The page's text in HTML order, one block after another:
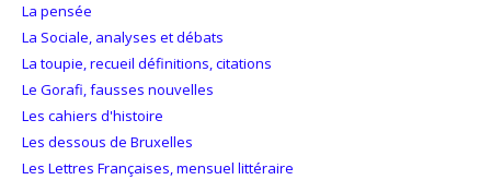
La pensée
La Sociale, analyses et débats
La toupie, recueil définitions, citations
Le Gorafi, fausses nouvelles
Les cahiers d'histoire
Les dessous de Bruxelles
Les Lettres Françaises, mensuel littéraire